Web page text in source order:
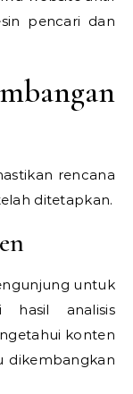
pencari dan
rencana
ditetapkan.
untuk
hasil analisis
konten
dikembangkan